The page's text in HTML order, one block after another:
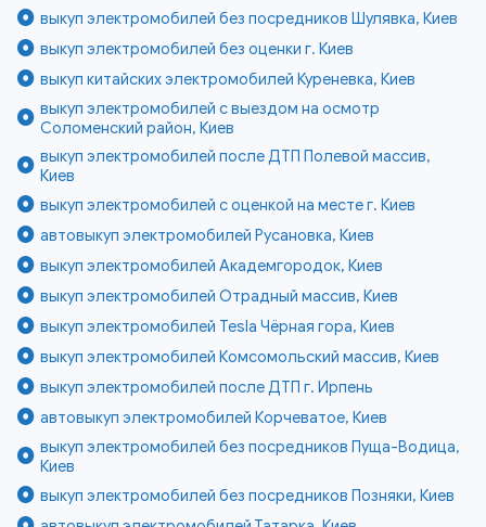
выкуп электромобилей без посредников Шулявка, Киев
выкуп электромобилей без оценки г. Киев
выкуп китайских электромобилей Куреневка, Киев
выкуп электромобилей с выездом на осмотр
Соломенский район, Киев
выкуп электромобилей после ДТП Полевой массив,
Киев
выкуп электромобилей с оценкой на месте г. Киев
автовыкуп электромобилей Русановка, Киев
выкуп электромобилей Академгородок, Киев
выкуп электромобилей Отрадный массив, Киев
выкуп электромобилей Tesla Чёрная гора, Киев
выкуп электромобилей Комсомольский массив, Киев
выкуп электромобилей после ДТП г. Ирпень
автовыкуп электромобилей Корчеватое, Киев
выкуп электромобилей без посредников Пуща-Водица,
Киев
выкуп электромобилей без посредников Позняки, Киев